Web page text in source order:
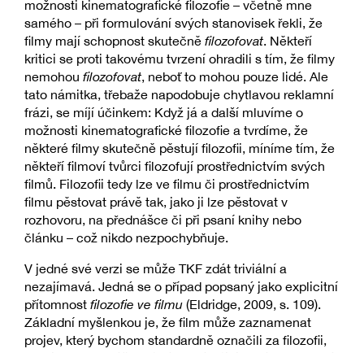
možnosti kinematografické filozofie – včetně mne
samého – při formulování svých stanovisek řekli, že
filmy mají schopnost skutečně filozofovat. Někteří
kritici se proti takovému tvrzení ohradili s tím, že filmy
nemohou filozofovat, neboť to mohou pouze lidé. Ale
tato námitka, třebaže napodobuje chytlavou reklamní
frázi, se míjí účinkem: Když já a další mluvíme o
možnosti kinematografické filozofie a tvrdíme, že
některé filmy skutečně pěstují filozofii, míníme tím, že
někteří filmoví tvůrci filozofují prostřednictvím svých
filmů. Filozofii tedy lze ve filmu či prostřednictvím
filmu pěstovat právě tak, jako ji lze pěstovat v
rozhovoru, na přednášce či při psaní knihy nebo
článku – což nikdo nezpochybňuje.
V jedné své verzi se může TKF zdát triviální a
nezajímavá. Jedná se o případ popsaný jako explicitní
přítomnost filozofie ve filmu (Eldridge, 2009, s. 109).
Základní myšlenkou je, že film může zaznamenat
projev, který bychom standardně označili za filozofii,